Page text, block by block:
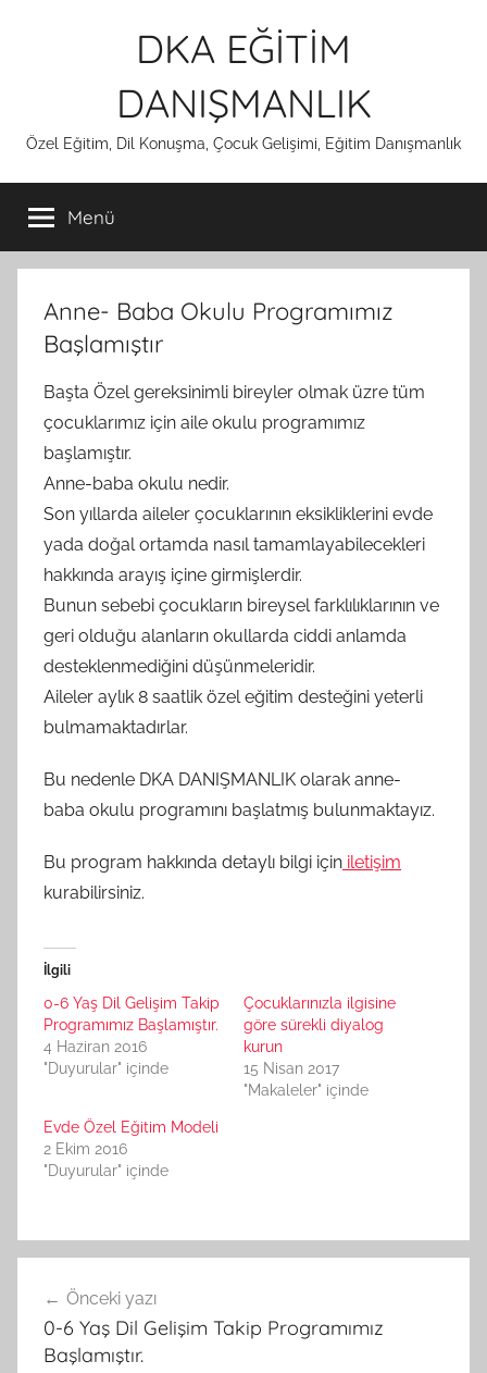
DKA EĞİTİM
DANIŞMANLIK
Özel Eğitim, Dil Konuşma, Çocuk Gelişimi, Eğitim Danışmanlık
Menü
Anne- Baba Okulu Programımız
Başlamıştır
Başta Özel gereksinimli bireyler olmak üzre tüm
çocuklarımız için aile okulu programımız
başlamıştır.
Anne-baba okulu nedir.
Son yıllarda aileler çocuklarının eksikliklerini evde
yada doğal ortamda nasıl tamamlayabilecekleri
hakkında arayış içine girmişlerdir.
Bunun sebebi çocukların bireysel farklılıklarının ve
geri olduğu alanların okullarda ciddi anlamda
desteklenmediğini düşünmeleridir.
Aileler aylık 8 saatlik özel eğitim desteğini yeterli
bulmamaktadırlar.
Bu nedenle DKA DANIŞMANLIK olarak anne-
baba okulu programını başlatmış bulunmaktayız.
Bu program hakkında detaylı bilgi için iletişim
kurabilirsiniz.
İlgili
0-6 Yaş Dil Gelişim Takip
Programımız Başlamıştır.
4 Haziran 2016
"Duyurular" içinde
Çocuklarınızla ilgisine
göre sürekli diyalog
kurun
15 Nisan 2017
"Makaleler" içinde
Evde Özel Eğitim Modeli
2 Ekim 2016
"Duyurular" içinde
gezinmesi
Önceki yazı
0-6 Yaş Dil Gelişim Takip Programımız
Başlamıştır.